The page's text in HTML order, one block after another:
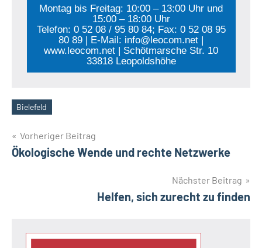
Montag bis Freitag: 10:00 – 13:00 Uhr und
15:00 – 18:00 Uhr
Telefon: 0 52 08 / 95 80 84; Fax: 0 52 08 95
80 89 | E-Mail: info@leocom.net |
www.leocom.net | Schötmarsche Str. 10
33818 Leopoldshöhe
Schlagwörter
Bielefeld
Beitragsnavigation
Vorheriger Beitrag
Ökologische Wende und rechte Netzwerke
Nächster Beitrag
Helfen, sich zurecht zu finden